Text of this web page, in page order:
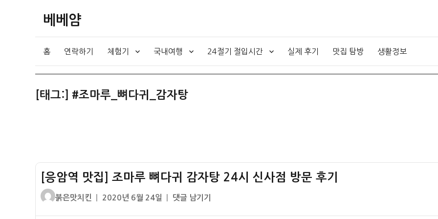
베베얌
홈 연락하기 체험기 국내여행 24절기 절입시간 실제 후기 맛집 탐방 생활정보
[태그:] #조마루_뼈다귀_감자탕
[응암역 맛집] 조마루 뼈다귀 감자탕 24시 신사점 방문 후기
글
붉은맛치킨
작
2020년 6월 24일
[응
댓글 남기기